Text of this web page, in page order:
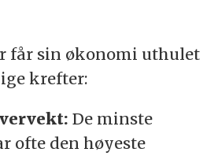
får sin økonomi uthulet
krefter:
De minste
ofte den høyeste